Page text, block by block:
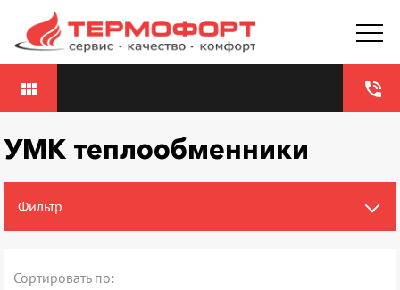
phone_in_talk
view_module
УМК теплообменники
Фильтр
Сортировать по: